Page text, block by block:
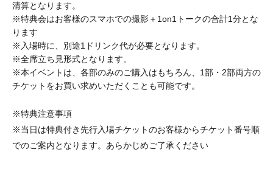
清算となります。
※特典会はお客様のスマホでの撮影＋1on1トークの合計1分とな
ります
※入場時に、別途1ドリンク代が必要となります。
※全席立ち見形式となります。
※本イベントは、各部のみのご購入はもちろん、1部・2部両方の
チケットをお買い求めいただくことも可能です。
※特典注意事項
※当日は特典付き先行入場チケットのお客様からチケット番号順
でのご案内となります。あらかじめご了承ください